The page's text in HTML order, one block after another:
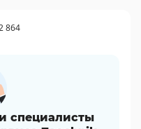
864
специалисты